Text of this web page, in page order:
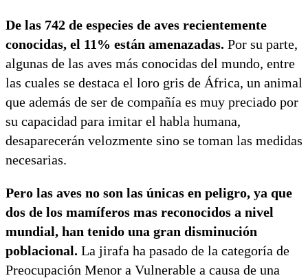
De las 742 de especies de aves recientemente
conocidas, el 11% están amenazadas. Por su parte,
algunas de las aves más conocidas del mundo, entre
las cuales se destaca el loro gris de África, un animal
que además de ser de compañía es muy preciado por
su capacidad para imitar el habla humana,
desaparecerán velozmente sino se toman las medidas
necesarias.
Pero las aves no son las únicas en peligro, ya que
dos de los mamíferos mas reconocidos a nivel
mundial, han tenido una gran disminución
poblacional. La jirafa ha pasado de la categoría de
Preocupación Menor a Vulnerable a causa de una